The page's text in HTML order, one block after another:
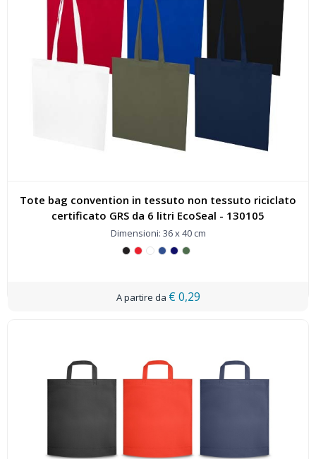
Tote bag convention in tessuto non tessuto riciclato
certificato GRS da 6 litri EcoSeal - 130105
Dimensioni: 36 x 40 cm
€ 0,29